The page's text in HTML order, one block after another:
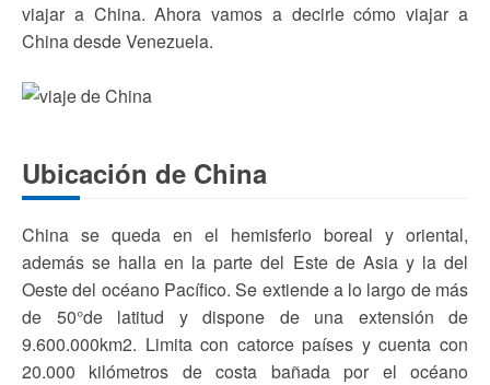
viajar a China. Ahora vamos a decirle cómo viajar a
China desde Venezuela.
Ubicación de China
China se queda en el hemisferio boreal y oriental,
además se halla en la parte del Este de Asia y la del
Oeste del océano Pacífico. Se extiende a lo largo de más
de 50°de latitud y dispone de una extensión de
9.600.000km2. Limita con catorce países y cuenta con
20.000 kilómetros de costa bañada por el océano